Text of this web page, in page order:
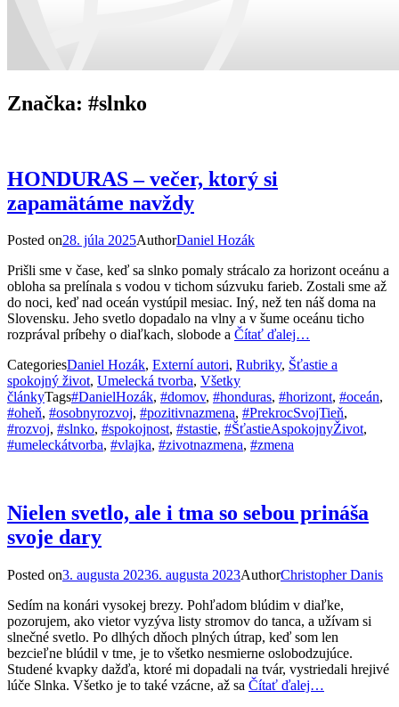
Značka: #slnko
HONDURAS – večer, ktorý si
zapamätáme navždy
Posted on28. júla 2025AuthorDaniel Hozák
Prišli sme v čase, keď sa slnko pomaly strácalo za horizont oceánu a
obloha sa prelínala s vodou v tichom súzvuku farieb. Zostali sme až
do noci, keď nad oceán vystúpil mesiac. Iný, než ten náš doma na
Slovensku. Jeho svetlo dopadalo na vlny a v šume oceánu ticho
rozprával príbehy o diaľkach, slobode a Čítať ďalej…
CategoriesDaniel Hozák, Externí autori, Rubriky, Šťastie a
spokojný život, Umelecká tvorba, Všetky
článkyTags#DanielHozák, #domov, #honduras, #horizont, #oceán,
#oheň, #osobnyrozvoj, #pozitivnazmena, #PrekrocSvojTieň,
#rozvoj, #slnko, #spokojnost, #stastie, #ŠťastieAspokojnyŽivot,
#umeleckátvorba, #vlajka, #zivotnazmena, #zmena
Nielen svetlo, ale i tma so sebou prináša
svoje dary
Posted on3. augusta 20236. augusta 2023AuthorChristopher Danis
Sedím na konári vysokej brezy. Pohľadom blúdim v diaľke,
pozorujem, ako vietor vyzýva listy stromov do tanca, a užívam si
slnečné svetlo. Po dlhých dňoch plných útrap, keď som len
bezcieľne blúdil v tme, je to všetko nesmierne oslobodzujúce.
Studené kvapky dažďa, ktoré mi dopadali na tvár, vystriedali hrejivé
lúče Slnka. Všetko je to také vzácne, až sa Čítať ďalej…